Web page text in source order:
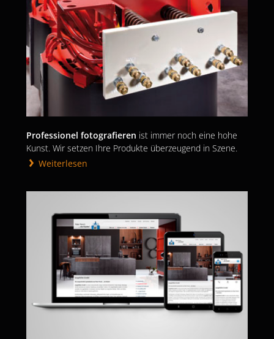
Professionel fotografieren ist immer noch eine hohe
Kunst. Wir setzen Ihre Produkte überzeugend in Szene.
Weiterlesen